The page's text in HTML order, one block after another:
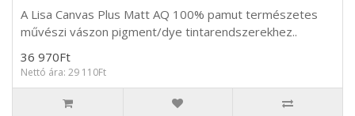
A Lisa Canvas Plus Matt AQ 100% pamut természetes
művészi vászon pigment/dye tintarendszerekhez..
36 970Ft
Nettó ára: 29 110Ft